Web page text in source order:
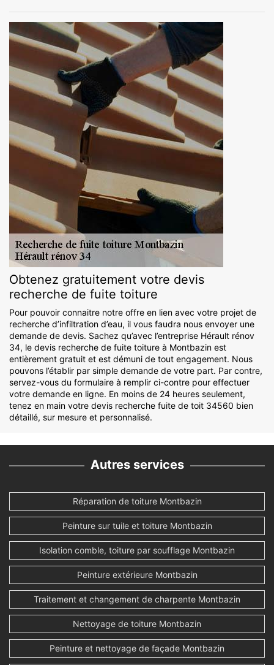
Obtenez gratuitement votre devis
recherche de fuite toiture
Pour pouvoir connaitre notre offre en lien avec votre projet de
recherche d’infiltration d’eau, il vous faudra nous envoyer une
demande de devis. Sachez qu’avec l’entreprise Hérault rénov
34, le devis recherche de fuite toiture à Montbazin est
entièrement gratuit et est démuni de tout engagement. Nous
pouvons l’établir par simple demande de votre part. Par contre,
servez-vous du formulaire à remplir ci-contre pour effectuer
votre demande en ligne. En moins de 24 heures seulement,
tenez en main votre devis recherche fuite de toit 34560 bien
détaillé, sur mesure et personnalisé.
Autres services
Réparation de toiture Montbazin
Peinture sur tuile et toiture Montbazin
Isolation comble, toiture par soufflage Montbazin
Peinture extérieure Montbazin
Traitement et changement de charpente Montbazin
Nettoyage de toiture Montbazin
Peinture et nettoyage de façade Montbazin